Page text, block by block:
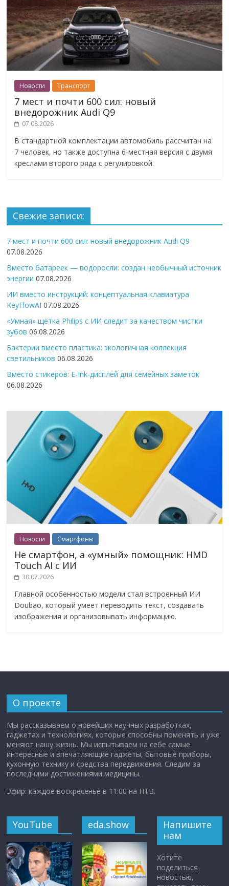
Новости Транспорт
7 мест и почти 600 сил: новый
внедорожник Audi Q9
07.08.2026
В стандартной комплектации автомобиль рассчитан на
7 человек, но также доступна 6-местная версия с двумя
креслами второго ряда с регулировкой.
Свежие записи:
7 мест и почти 600 сил: новый внедорожник Audi Q9
07.08.2026
Вместо батареек — водоросли: создан необычный источник
энергии 07.08.2026
ИИ вместо инструкций: концептуальная клавиатура
KeyFlowAI 07.08.2026
«Умная» щётка Philips с ИИ следит за качеством чистки
зубов 06.08.2026
Бактерии вместо пластика: экологичная коллекция
светильников 06.08.2026
Вместо стикеров: E-Ink-дисплей для семейных заметок
06.08.2026
Новости Смартфоны
Не смартфон, а «умный» помощник: HMD
Touch AI с ИИ
30.07.2026
Главной особенностью модели стал встроенный ИИ
Doubao, который умеет переводить текст, создавать
изображения и организовывать информацию.
О проекте
Мы рассказываем о новейших научных разработках,
гаджетах и технологиях, которые способны поменять и уже
меняют нашу жизнь. Мы испытываем на себе самые
интересные и впечатляющие гаджеты, бытовые приборы,
кухонную технику и средства передвижения. Следим за
последними достижениями медицины.
Эфир: каждое воскресенье в 11:00 на НТВ.
YouTube eda.show
Напишите
нам
Хотите
поделиться
новостью,